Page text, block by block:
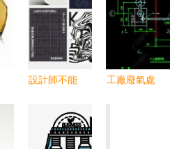
設計師不能
平面設計趨
勢
工廠廢氣處